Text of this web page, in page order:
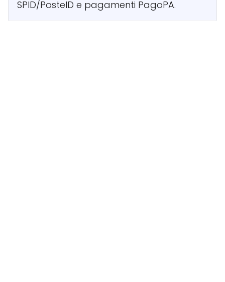
SPID/PosteID e pagamenti PagoPA.